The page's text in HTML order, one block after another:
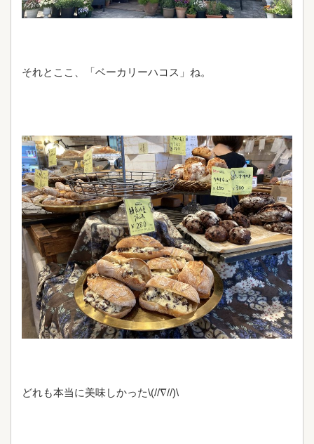
それとここ、「ベーカリーハコス」ね。
どれも本当に美味しかった\(//∇//)\